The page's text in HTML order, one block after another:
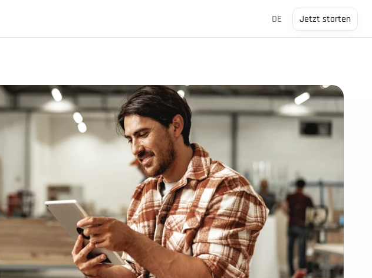
Select Language
DE Jetzt starten